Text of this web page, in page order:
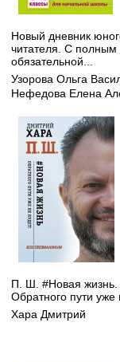
Новый дневник
читателя. С полным
обязательной...
Узорова Ольга
Нефедова Елена
П. Ш. #Новая жизнь.
Обратного пути уже
Хара Дмитрий